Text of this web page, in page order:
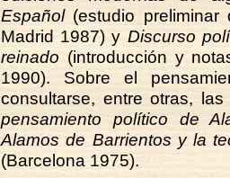
Español(estudio preliminar
Madrid 1987) y Discurso
reinado (introducción y
1990). Sobre el
consultarse, entre otras,
pensamiento político de
Alamos de Barrientos y la
(Barcelona 1975).